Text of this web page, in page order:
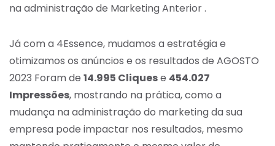
na administração de Marketing Anterior .
Já com a 4Essence, mudamos a estratégia e
otimizamos os anúncios e os resultados de AGOSTO
2023 Foram de 14.995 Cliquese 454.027
Impressões, mostrando na prática, como a
mudança na administração do marketing da sua
empresa pode impactar nos resultados, mesmo